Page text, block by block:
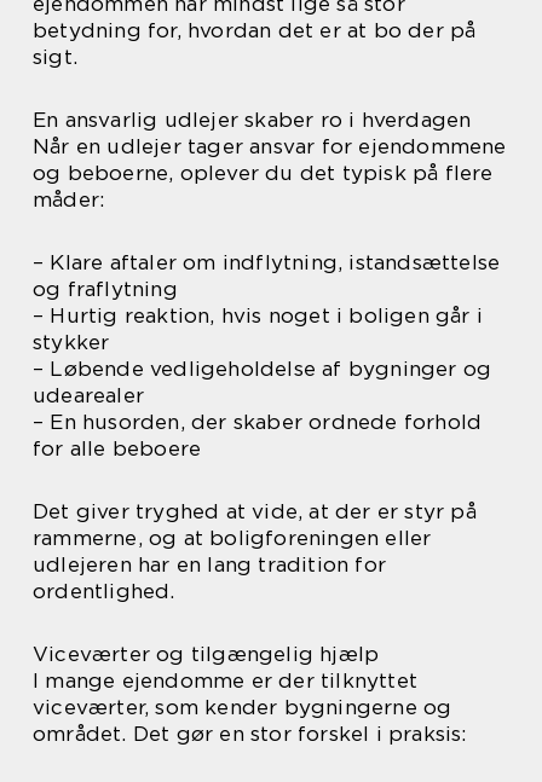
betydning for, hvordan det er at bo der på
sigt.
En ansvarlig udlejer skaber ro i hverdagen
Når en udlejer tager ansvar for ejendommene
og beboerne, oplever du det typisk på flere
måder:
– Klare aftaler om indflytning, istandsættelse
og fraflytning
– Hurtig reaktion, hvis noget i boligen går i
stykker
– Løbende vedligeholdelse af bygninger og
udearealer
– En husorden, der skaber ordnede forhold
for alle beboere
Det giver tryghed at vide, at der er styr på
rammerne, og at boligforeningen eller
udlejeren har en lang tradition for
ordentlighed.
Viceværter og tilgængelig hjælp
I mange ejendomme er der tilknyttet
viceværter, som kender bygningerne og
området. Det gør en stor forskel i praksis: